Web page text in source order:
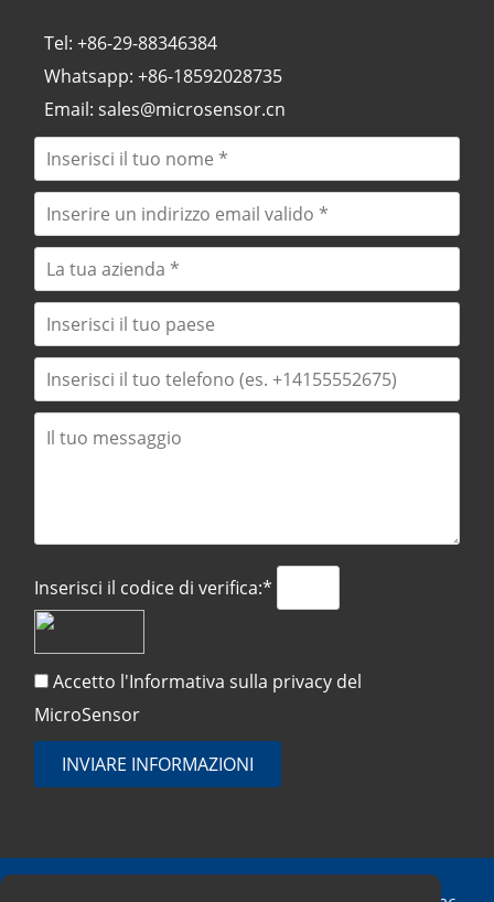
Tel: +86-29-88346384
Whatsapp: +86-18592028735
Email: sales@microsensor.cn
Inserisci il codice di verifica:*
Accetto l'Informativa sulla privacy del
MicroSensor
INVIARE INFORMAZIONI